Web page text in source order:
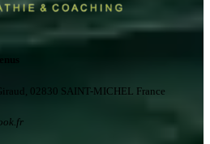
02830 SAINT-MICHEL France